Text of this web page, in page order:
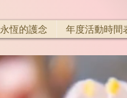
永恆的護念 年度活動時間